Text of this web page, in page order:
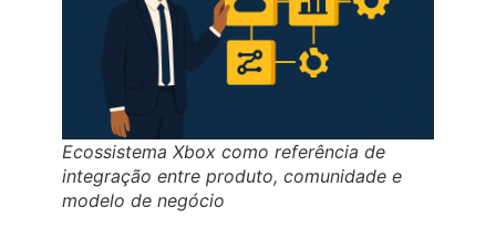
Ecossistema Xbox como referência de
integração entre produto, comunidade e
modelo de negócio